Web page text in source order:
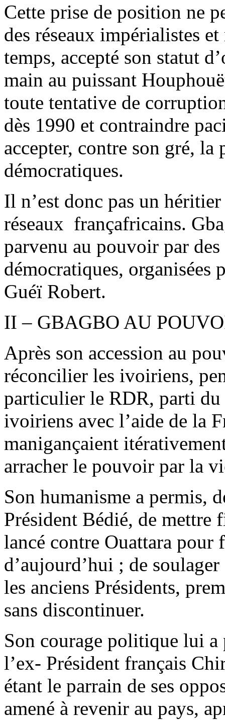
Cette prise de position ne
des réseaux impérialistes
temps, accepté son statut
main au puissant
toute tentative de
dès 1990 et contraindre
accepter, contre son gré, la
démocratiques.
Il n’est donc pas un
réseaux françafricains.
parvenu au pouvoir par
démocratiques, organisées
Guéï Robert.
II – GBAGBO AU
Après son accession au
réconcilier les ivoiriens,
particulier le RDR, parti du
ivoiriens avec l’aide de la
manigançaient
arracher le pouvoir par la
Son humanisme a permis,
Président Bédié, de mettre
lancé contre Ouattara pour
d’aujourd’hui ; de
les anciens Présidents,
sans discontinuer.
Son courage politique lui
l’ex- Président français
étant le parrain de ses
amené à revenir au pays,